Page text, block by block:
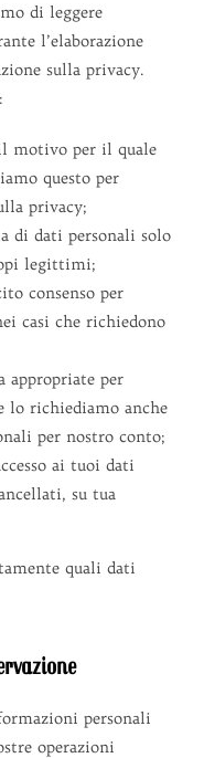
di leggere
l’elaborazione
sulla privacy.
motivo per il quale
questo per
privacy;
di dati personali solo
legittimi;
consenso per
casi che richiedono
appropriate per
lo richiediamo anche
per nostro conto;
ai tuoi dati
su tua
quali dati
personali
operazioni